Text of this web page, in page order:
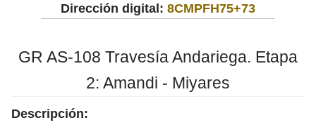
Dirección digital: 8CMPFH75+73
GR AS-108 Travesía Andariega. Etapa
2: Amandi - Miyares
Descripción: